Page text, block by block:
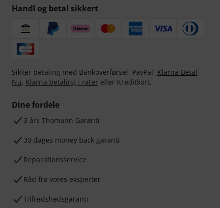
Handl og betal sikkert
Sikker betaling med Bankoverførsel, PayPal, Klarna Betal
Nu, Klarna betaling i rater eller Kreditkort.
Dine fordele
3 års Thomann Garanti
30 dages money back garanti
Reparationsservice
Råd fra vores eksperter
Tilfredshedsgaranti